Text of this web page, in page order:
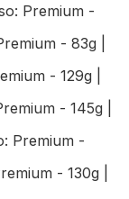
Premium -
- 83g |
- 129g |
- 145g |
Premium -
- 130g |